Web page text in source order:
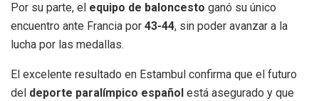
Por su parte, el equipo de baloncesto ganó su único
encuentro ante Francia por 43-44, sin poder avanzar a la
lucha por las medallas.
El excelente resultado en Estambul confirma que el futuro
del deporte paralímpico español está asegurado y que